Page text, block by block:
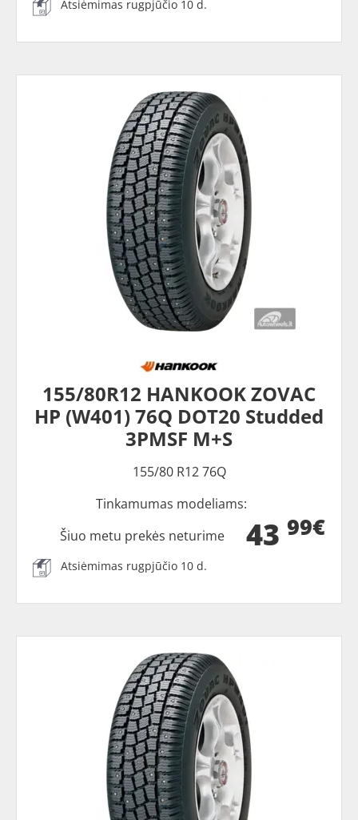
Atsiėmimas rugpjūčio 10 d.
155/80R12 HANKOOK ZOVAC
HP (W401) 76Q DOT20 Studded
3PMSF M+S
155/80 R12 76Q
Tinkamumas modeliams:
43 99€
Šiuo metu prekės neturime
Atsiėmimas rugpjūčio 10 d.